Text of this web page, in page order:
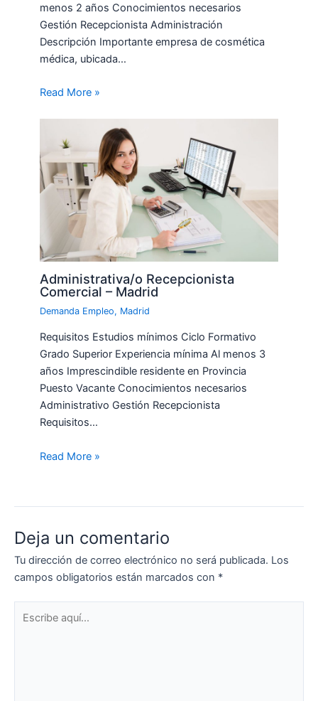
menos 2 años Conocimientos necesarios
Gestión Recepcionista Administración
Descripción Importante empresa de cosmética
médica, ubicada…
Read More »
Administrativa/o Recepcionista
Comercial – Madrid
Demanda Empleo, Madrid
Requisitos Estudios mínimos Ciclo Formativo
Grado Superior Experiencia mínima Al menos 3
años Imprescindible residente en Provincia
Puesto Vacante Conocimientos necesarios
Administrativo Gestión Recepcionista
Requisitos…
Read More »
Deja un comentario
Tu dirección de correo electrónico no será publicada. Los
campos obligatorios están marcados con *